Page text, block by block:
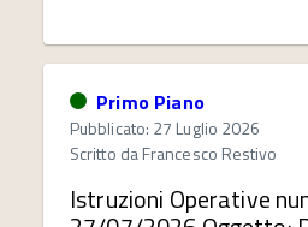
Primo Piano
Pubblicato: 27 Luglio 2026
Scritto daFrancesco Restivo
Istruzioni Operative